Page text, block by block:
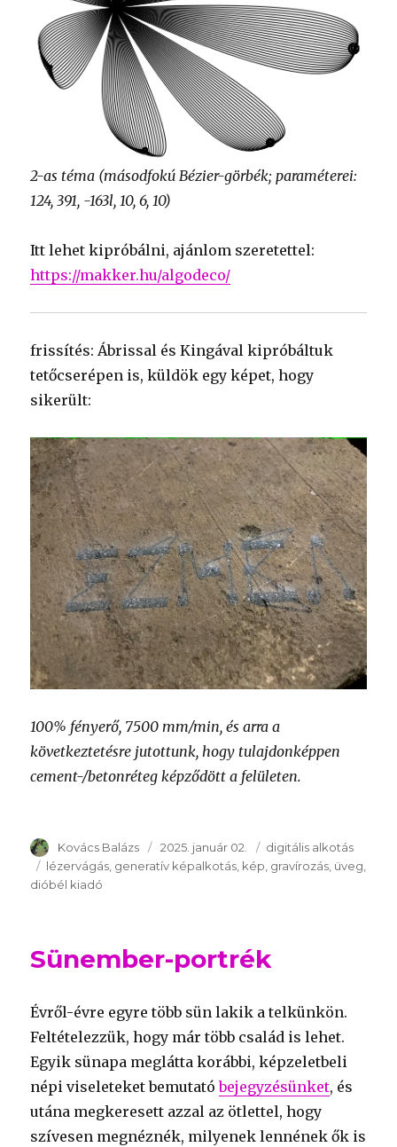
2-as téma (másodfokú Bézier-görbék; paraméterei:
124, 391, -163l, 10, 6, 10)
Itt lehet kipróbálni, ajánlom szeretettel:
https://makker.hu/algodeco/
frissítés: Ábrissal és Kingával kipróbáltuk
tetőcserépen is, küldök egy képet, hogy
sikerült:
100% fényerő, 7500 mm/min, és arra a
következtetésre jutottunk, hogy tulajdonképpen
cement-/betonréteg képződött a felületen.
Szerző
Kovács Balázs Publikálva
2025. január 02. Témakör
digitális alkotás
Kulcsszavak
lézervágás generatív képalkotás kép gravírozás üveg
dióbél kiadó
Sünember-portrék
Évről-évre egyre több sün lakik a telkünkön.
Feltételezzük, hogy már több család is lehet.
Egyik sünapa meglátta korábbi, képzeletbeli
népi viseleteket bemutatóbejegyzésünket, és
utána megkeresett azzal az ötlettel, hogy
szívesen megnéznék, milyenek lennének ők is